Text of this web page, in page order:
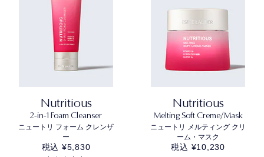
Nutritious
2-in-1 Foam Cleanser
ニュートリ フォーム クレンザ
ー
税込 ¥5,830
Nutritious
Melting Soft Creme/Mask
ニュートリ メルティング クリ
ーム・マスク
税込 ¥10,230